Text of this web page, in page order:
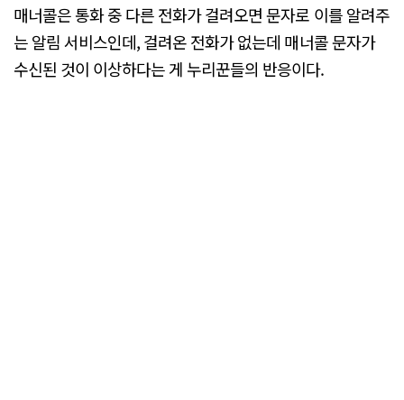
매너콜은 통화 중 다른 전화가 걸려오면 문자로 이를 알려주
는 알림 서비스인데, 걸려온 전화가 없는데 매너콜 문자가
수신된 것이 이상하다는 게 누리꾼들의 반응이다.